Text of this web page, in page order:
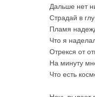
Pitbull
Все
Дальше нет
Страдай в
Пламя
Что я
Отрекся от
На минуту
Что есть